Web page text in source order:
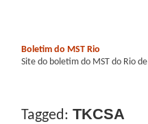
Boletim do MST Rio
Site do boletim do MST do Rio
Tagged: TKCSA